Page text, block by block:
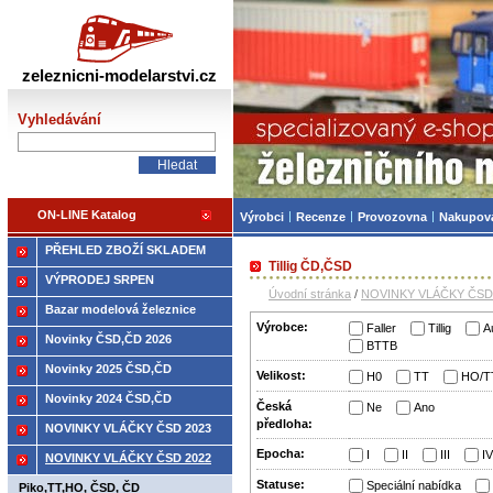
Tillig ČD,ČSD
Úvodní stránka / NOVINKY VLÁČKY
Výrobce: Faller Tillig
BTTB
Velikost: H0 TT HO/
Česká
předloha:
Ne Ano
Epocha: I II III IV
Statuse: Speciální nabídka
PŘEHLED ZBOŽÍ SKLADEM
VÝPRODEJ SRPEN
Bazar modelová železnice
Novinky ČSD,ČD 2026
Novinky 2025 ČSD,ČD
Novinky 2024 ČSD,ČD
NOVINKY VLÁČKY ČSD 2023
NOVINKY VLÁČKY ČSD 2022
Piko,TT,HO, ČSD, ČD
zeleznicni-modelarstvi.cz
Vyhledávání
ON-LINE Katalog
Železniční
Výrobci Recenze Provozovna